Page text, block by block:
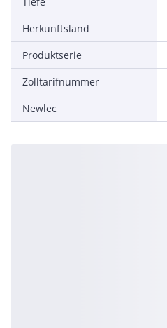
Herkunftsland
Produktserie
Zolltarifnummer
Newlec